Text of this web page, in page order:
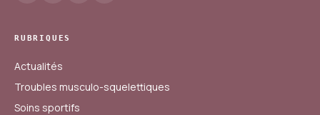
RUBRIQUES
Actualités
Troubles musculo-squelettiques
Soins sportifs